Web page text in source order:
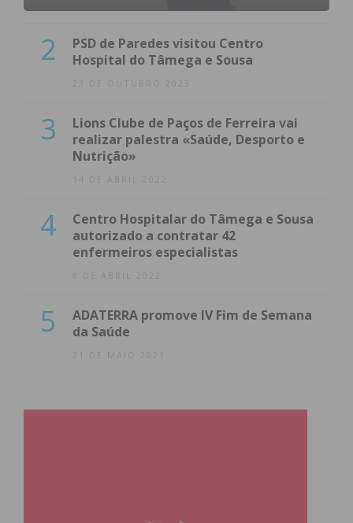
2
PSD de Paredes visitou Centro
Hospital do Tâmega e Sousa
23 DE OUTUBRO 2023
3
Lions Clube de Paços de Ferreira vai
realizar palestra «Saúde, Desporto e
Nutrição»
14 DE ABRIL 2022
4
Centro Hospitalar do Tâmega e Sousa
autorizado a contratar 42
enfermeiros especialistas
8 DE ABRIL 2022
5
ADATERRA promove IV Fim de Semana
da Saúde
21 DE MAIO 2021